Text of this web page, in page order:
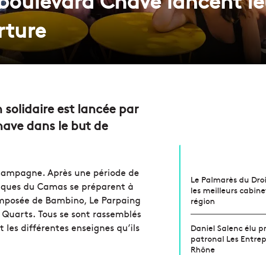
est lancée par
dans le but de
Après une période de
du Camas se préparent à
de Bambino, Le Parpaing
Quarts. Tous se sont rassemblés
différentes enseignes qu’ils
Le Palmarès du
les meilleurs
région
Daniel Salenc élu
patronal Les
Rhône